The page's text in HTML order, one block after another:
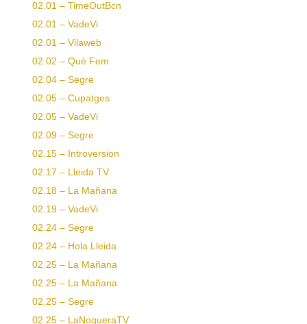
02.01 – TimeOutBcn
02.01 – VadeVi
02.01 – Vilaweb
02.02 – Què Fem
02.04 – Segre
02.05 – Cupatges
02.05 – VadeVi
02.09 – Segre
02.15 – Introversion
02.17 – Lleida TV
02.18 – La Mañana
02.19 – VadeVi
02.24 – Segre
02.24 – Hola Lleida
02.25 – La Mañana
02.25 – La Mañana
02.25 – Segre
02.25 – LaNogueraTV